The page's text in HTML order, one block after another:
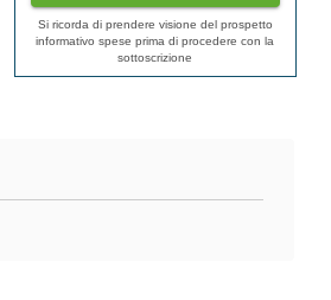
Si ricorda di prendere visione del prospetto
informativo spese prima di procedere con la
sottoscrizione